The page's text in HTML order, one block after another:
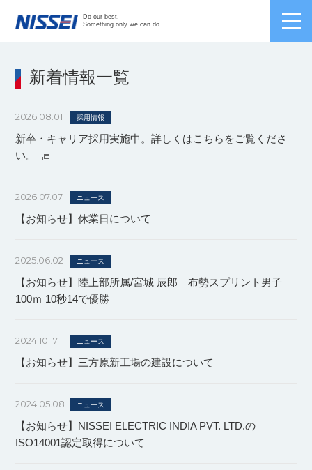
Do our best.
Something only we can do.
新着情報一覧
2026.08.01 採用情報
新卒・キャリア採用実施中。詳しくはこちらをご覧くださ
い。
2026.07.07 ニュース
【お知らせ】休業日について
2025.06.02 ニュース
【お知らせ】陸上部所属/宮城 辰郎 布勢スプリント男子
100ｍ 10秒14で優勝
2024.10.17 ニュース
【お知らせ】三方原新工場の建設について
2024.05.08 ニュース
【お知らせ】NISSEI ELECTRIC INDIA PVT. LTD.の
ISO14001認定取得について